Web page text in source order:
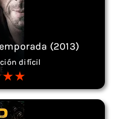
(2013)
difícil